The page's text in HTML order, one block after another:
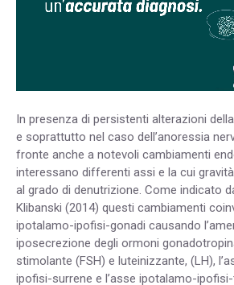
In presenza di persistenti alterazioni
e soprattutto nel caso dell’anoressia
fronte anche a notevoli cambiamenti
interessano differenti assi e la cui
al grado di denutrizione. Come indicato
Klibanski (2014) questi cambiamenti
ipotalamo-ipofisi-gonadi causando
iposecrezione degli ormoni
stimolante (FSH) e luteinizzante, (LH),
ipofisi-surrene e l’asse ipotalamo-